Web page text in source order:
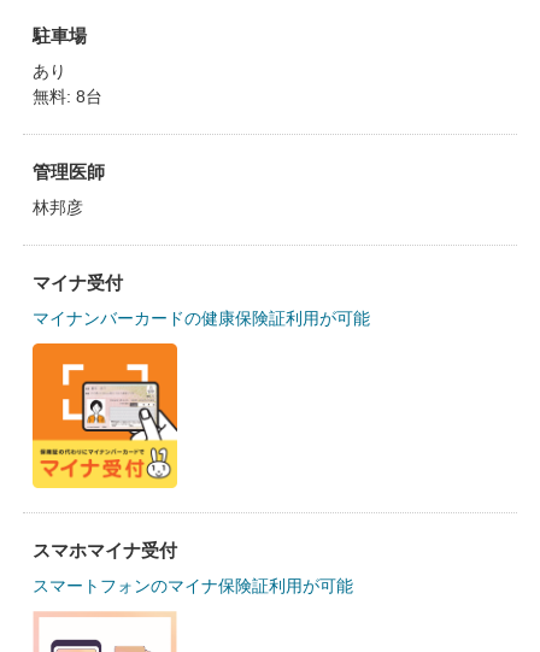
駐車場
あり
無料: 8台
管理医師
林邦彦
マイナ受付
マイナンバーカードの健康保険証利用が可能
スマホマイナ受付
スマートフォンのマイナ保険証利用が可能